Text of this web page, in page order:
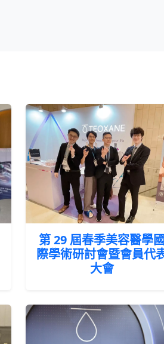
第 29 屆春季美容醫學國
際學術研討會暨會員代
大會